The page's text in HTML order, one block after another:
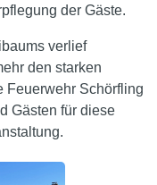
der Gäste.
verlief
den starken
Feuerwehr Schörfling
Gästen für diese